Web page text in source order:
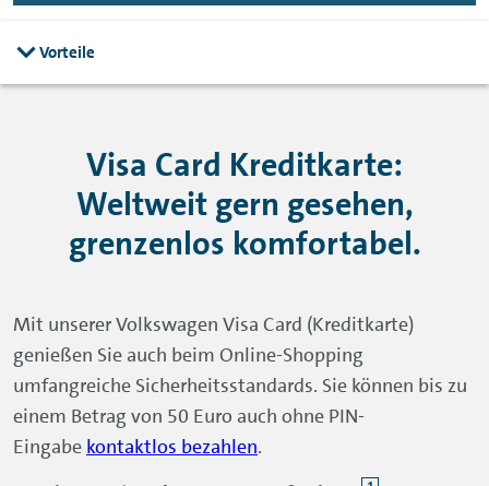
Vorteile
Visa Card Kreditkarte:
Weltweit gern gesehen,
grenzenlos komfortabel.
Mit unserer Volkswagen Visa Card (Kreditkarte)
genießen Sie auch beim Online-Shopping
umfangreiche Sicherheitsstandards. Sie können bis zu
einem Betrag von 50 Euro auch ohne PIN-
Eingabe kontaktlos bezahlen.